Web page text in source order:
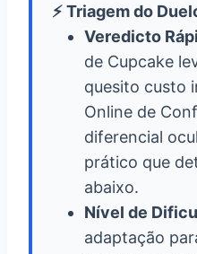
⚡ Triagem do
Veredicto
de Cupcake
quesito custo
Online de
diferencial
prático que
abaixo.
Nível de
adaptação